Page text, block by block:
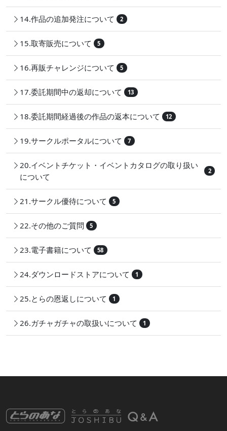
14.作品の追加発注について 2
15.取寄販売について 5
16.再販チャレンジについて 5
17.委託期間中の返却について 13
18.委託期間経過後の作品の返本について 12
19.サークルポータルについて 7
20.イベントチケット・イベントカタログの取り扱い
について
2
21.サークル優待について 5
22.その他のご質問 5
23.電子書籍について 58
24.ダウンロードストアについて 1
25.とらの恩返しについて 1
26.ガチャガチャの取扱いについて 1